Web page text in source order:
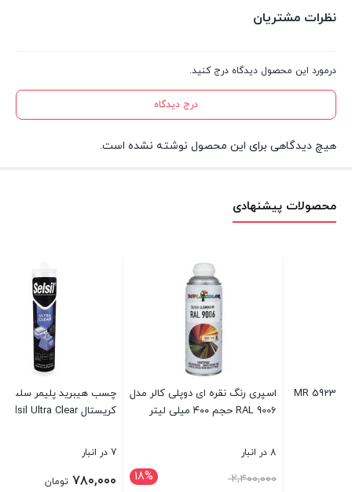
نظرات مشتریان
درمورد این محصول دیدگاه درج کنید.
درج دیدگاه
هیچ دیدگاهی برای این محصول نوشته نشده است.
محصولات پیشنهادی
کالر مدل
چسب هیبرید پلیمر سلسیل سوپر
کریستال Selsil Ultra Clear
۷۸۰,۰۰۰ تومان
چسب دوطرفه
متر اصلی
۱۰۰,۰۰۰ تومان